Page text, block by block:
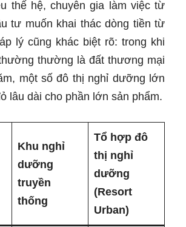
thế hệ, chuyên gia làm việc từ
tư muốn khai thác dòng tiền từ
lý cũng khác biệt rõ: trong khi
thường là đất thương mại
một số đô thị nghỉ dưỡng lớn
lâu dài cho phần lớn sản phẩm.
Khu nghỉ
dưỡng
truyền
thống
Tổ hợp đô
thị nghỉ
dưỡng
(Resort
Urban)